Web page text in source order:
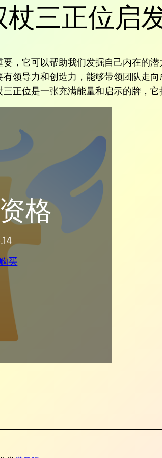
三正位启
，它可以帮助我们发掘自己内在的
领导力和创造力，能够带领团队走
正位是一张充满能量和启示的牌，
格
买